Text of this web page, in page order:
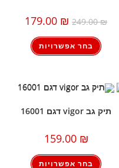
249.00₪
179.00 ₪
בחר אפשרויות
תיק גב vigor דגם 16001
159.00 ₪
בחר אפשרויות